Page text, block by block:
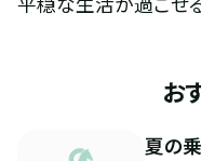
お
夏の